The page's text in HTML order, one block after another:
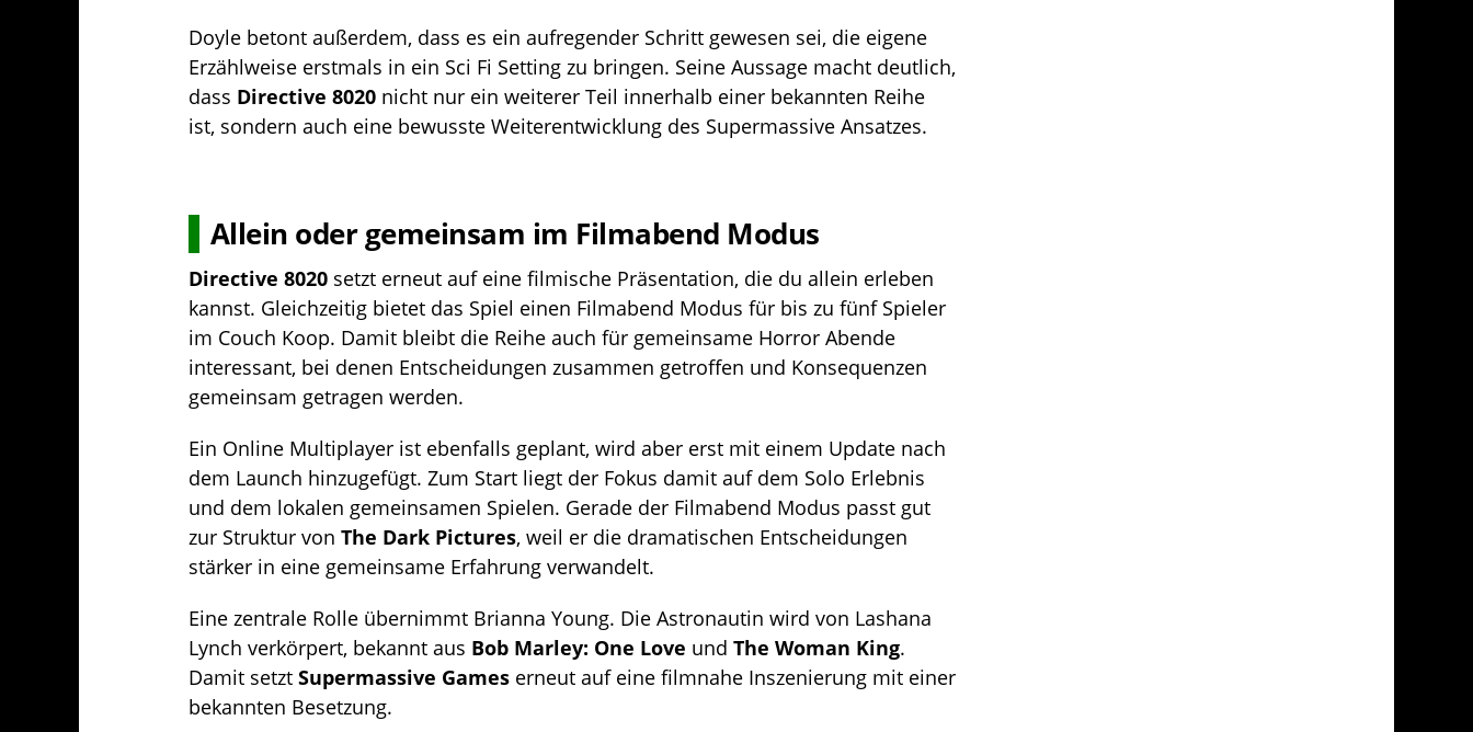
Doyle betont außerdem, dass es ein aufregender Schritt gewesen sei, die eigene
Erzählweise erstmals in ein Sci Fi Setting zu bringen. Seine Aussage macht deutlich,
dass Directive 8020 nicht nur ein weiterer Teil innerhalb einer bekannten Reihe
ist, sondern auch eine bewusste Weiterentwicklung des Supermassive Ansatzes.
Allein oder gemeinsam im Filmabend Modus
Directive 8020 setzt erneut auf eine filmische Präsentation, die du allein erleben
kannst. Gleichzeitig bietet das Spiel einen Filmabend Modus für bis zu fünf Spieler
im Couch Koop. Damit bleibt die Reihe auch für gemeinsame Horror Abende
interessant, bei denen Entscheidungen zusammen getroffen und Konsequenzen
gemeinsam getragen werden.
Ein Online Multiplayer ist ebenfalls geplant, wird aber erst mit einem Update nach
dem Launch hinzugefügt. Zum Start liegt der Fokus damit auf dem Solo Erlebnis
und dem lokalen gemeinsamen Spielen. Gerade der Filmabend Modus passt gut
zur Struktur von The Dark Pictures, weil er die dramatischen Entscheidungen
stärker in eine gemeinsame Erfahrung verwandelt.
Eine zentrale Rolle übernimmt Brianna Young. Die Astronautin wird von Lashana
Lynch verkörpert, bekannt aus Bob Marley: One Love und The Woman King.
Damit setzt Supermassive Games erneut auf eine filmnahe Inszenierung mit einer
bekannten Besetzung.